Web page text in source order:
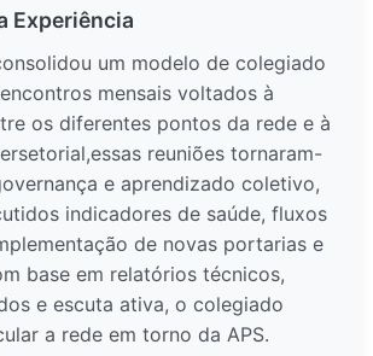
Experiência
um modelo de colegiado
mensais voltados à
os diferentes pontos da rede e à
reuniões tornaram-
e aprendizado coletivo,
indicadores de saúde, fluxos
de novas portarias e
base em relatórios técnicos,
e escuta ativa, o colegiado
a rede em torno da APS.